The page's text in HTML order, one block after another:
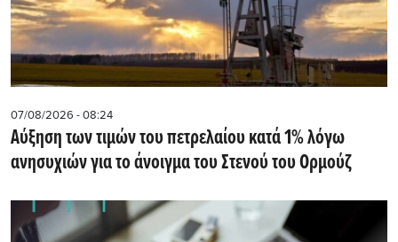
07/08/2026 - 08:24
Αύξηση των τιμών του πετρελαίου κατά 1% λόγω
ανησυχιών για το άνοιγμα του Στενού του Ορμούζ